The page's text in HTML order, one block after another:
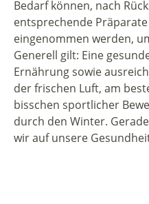
Bedarf können, nach
entsprechende
eingenommen werden,
Generell gilt: Eine
Ernährung sowie
der frischen Luft, am
bisschen sportlicher
durch den Winter.
wir auf unsere